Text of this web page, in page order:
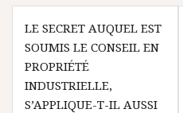
Navigation
de
l’article
LE SECRET AUQUEL EST
SOUMIS LE CONSEIL EN
PROPRIÉTÉ
INDUSTRIELLE,
S’APPLIQUE-T-IL AUSSI